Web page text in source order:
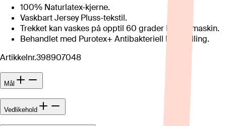
100% Naturlatex-kjerne.
Vaskbart Jersey Pluss-tekstil.
Trekket kan vaskes på opptil 60 grader i vaskemaskin.
Behandlet med Purotex+ Antibakteriell behandling.
Artikkelnr.398907048
Mål
Vedlikehold